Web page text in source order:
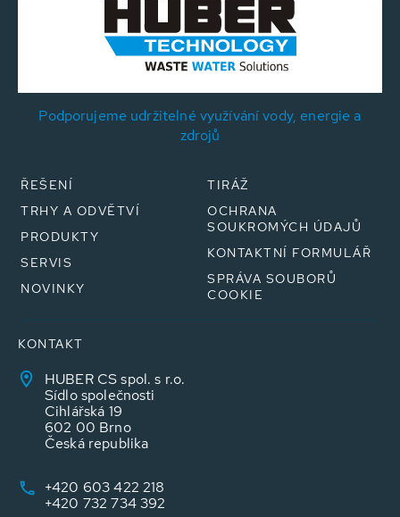
Podporujeme udržitelné využívání vody, energie a
zdrojů
ŘEŠENÍ
TRHY A ODVĚTVÍ
PRODUKTY
SERVIS
NOVINKY
TIRÁŽ
OCHRANA
SOUKROMÝCH ÚDAJŮ
KONTAKTNÍ FORMULÁŘ
SPRÁVA SOUBORŮ
COOKIE
KONTAKT
HUBER CS spol. s r.o.
Sídlo společnosti
Cihlářská 19
602 00 Brno
Česká republika
+420 603 422 218
+420 732 734 392